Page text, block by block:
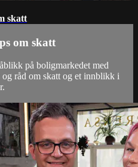
skatt
om skatt
på boligmarkedet med
råd om skatt og et innblikk i